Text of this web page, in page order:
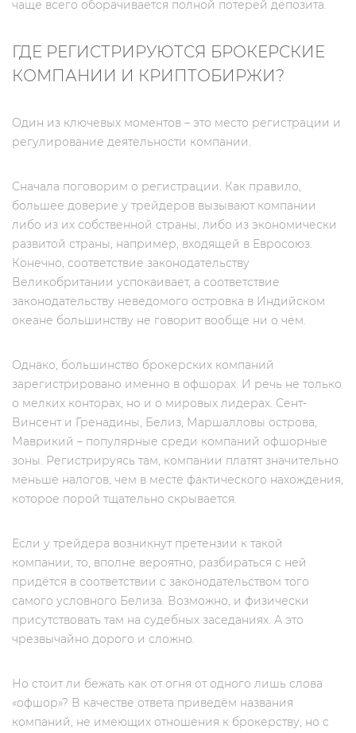
чаще всего оборачивается полной потерей депозита.
ГДЕ РЕГИСТРИРУЮТСЯ БРОКЕРСКИЕ
КОМПАНИИ И КРИПТОБИРЖИ?
Один из ключевых моментов – это место регистрации и
регулирование деятельности компании.
Сначала поговорим о регистрации. Как правило,
большее доверие у трейдеров вызывают компании
либо из их собственной страны, либо из экономически
развитой страны, например, входящей в Евросоюз.
Конечно, соответствие законодательству
Великобритании успокаивает, а соответствие
законодательству неведомого островка в Индийском
океане большинству не говорит вообще ни о чём.
Однако, большинство брокерских компаний
зарегистрировано именно в офшорах. И речь не только
о мелких конторах, но и о мировых лидерах. Сент-
Винсент и Гренадины, Белиз, Маршалловы острова,
Маврикий – популярные среди компаний офшорные
зоны. Регистрируясь там, компании платят значительно
меньше налогов, чем в месте фактического нахождения,
которое порой тщательно скрывается.
Если у трейдера возникнут претензии к такой
компании, то, вполне вероятно, разбираться с ней
придётся в соответствии с законодательством того
самого условного Белиза. Возможно, и физически
присутствовать там на судебных заседаниях. А это
чрезвычайно дорого и сложно.
Но стоит ли бежать как от огня от одного лишь слова
«офшор»? В качестве ответа приведём названия
компаний, не имеющих отношения к брокерству, но c